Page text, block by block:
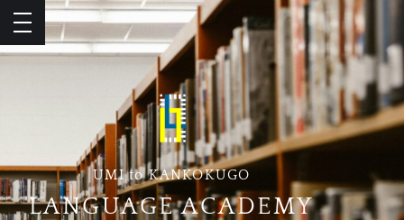
UMI to KANKOKUGO
LANGUAGE ACADEMY